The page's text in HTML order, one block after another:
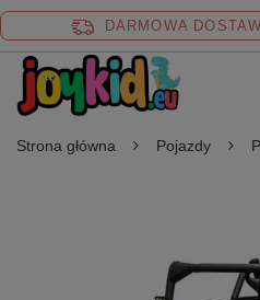
DARMOWA
Strona główna Pojazdy